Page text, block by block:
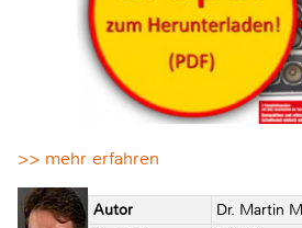
>> mehr erfahren
Autor
Dr. Martin